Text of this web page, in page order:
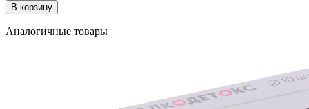
В корзину
Аналогичные товары